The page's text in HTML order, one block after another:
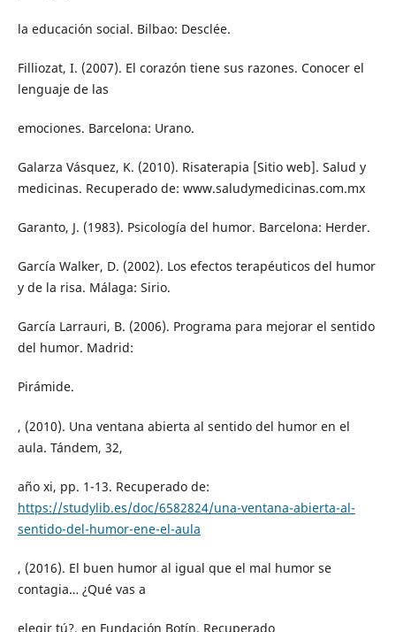
la educación social. Bilbao: Desclée.
Filliozat, I. (2007). El corazón tiene sus razones. Conocer el
lenguaje de las
emociones. Barcelona: Urano.
Galarza Vásquez, K. (2010). Risaterapia [Sitio web]. Salud y
medicinas. Recuperado de: www.saludymedicinas.com.mx
Garanto, J. (1983). Psicología del humor. Barcelona: Herder.
García Walker, D. (2002). Los efectos terapéuticos del humor
y de la risa. Málaga: Sirio.
García Larrauri, B. (2006). Programa para mejorar el sentido
del humor. Madrid:
Pirámide.
, (2010). Una ventana abierta al sentido del humor en el
aula. Tándem, 32,
año xi, pp. 1-13. Recuperado de:
https://studylib.es/doc/6582824/una-ventana-abierta-al-
sentido-del-humor-ene-el-aula
, (2016). El buen humor al igual que el mal humor se
contagia… ¿Qué vas a
elegir tú?, en Fundación Botín. Recuperado